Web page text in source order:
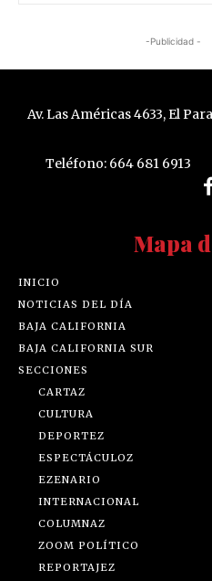
-Publicidad -
Av. Las Américas 4633, El
Teléfono: 664 681 6913
Mapa
INICIO
NOTICIAS DEL DÍA
BAJA CALIFORNIA
BAJA CALIFORNIA SUR
SECCIONES
CARTAZ
CULTURA
DEPORTEZ
ESPECTÁCULOZ
EZENARIO
INTERNACIONAL
COLUMNAZ
ZOOM POLÍTICO
REPORTAJEZ